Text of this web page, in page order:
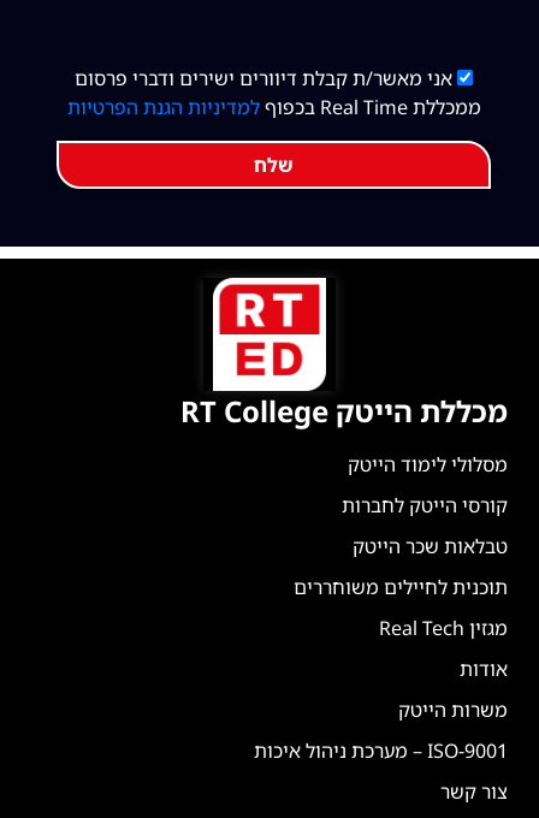
אני מאשר/ת קבלת דיוורים ישירים ודברי פרסום
ממכללת Real Time בכפוף
למדיניות הגנת הפרטיות
שלח
מכללת הייטק RT College
מסלולי לימוד הייטק
קורסי הייטק לחברות
טבלאות שכר הייטק
תוכנית לחיילים משוחררים
מגזין Real Tech
אודות
משרות הייטק
ISO-9001 – מערכת ניהול איכות
צור קשר